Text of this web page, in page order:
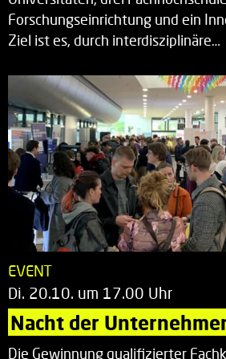
Forschungseinrichtung und ein
Ziel ist es, durch interdisziplinäre…
EVENT
Di. 20.10. um 17.00 Uhr
Nacht der
Die Gewinnung qualifizierter